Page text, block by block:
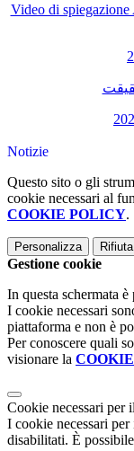
Video di
Notizie
Questo sito o gli
cookie necessari al
COOKIE POLICY.
Personalizza
Gestione cookie
In questa schermata
I cookie necessari
piattaforma e non è
Per conoscere quali
visionare la
Cookie necessari per
I cookie necessari
disabilitati. È